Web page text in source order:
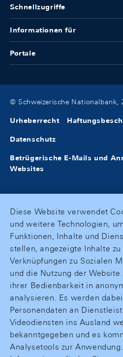
Schnellzugriffe
Informationen für
Portale
© Schweizerische Nationalbank,
Urheberrecht
Datenschutz
Betrügerische E-Mails und
Websites
Diese Website verwendet
und weitere Technologien,
Funktionen, Inhalte und
stellen, angezeigte Inhalte
Verknüpfungen zu Sozialen
und die Nutzung der Website
ihrer Bedienbarkeit in
analysieren. Es werden
Personendaten an
Videodiensten ins Ausland
bekanntgegeben und es
Analysetools zur